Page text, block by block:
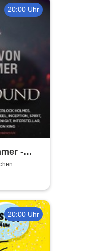
20:00 Uhr
-
the
20:00 Uhr